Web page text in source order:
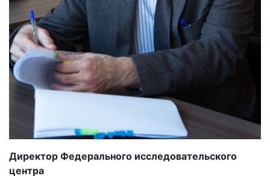
Директор Федерального исследовательского
центра